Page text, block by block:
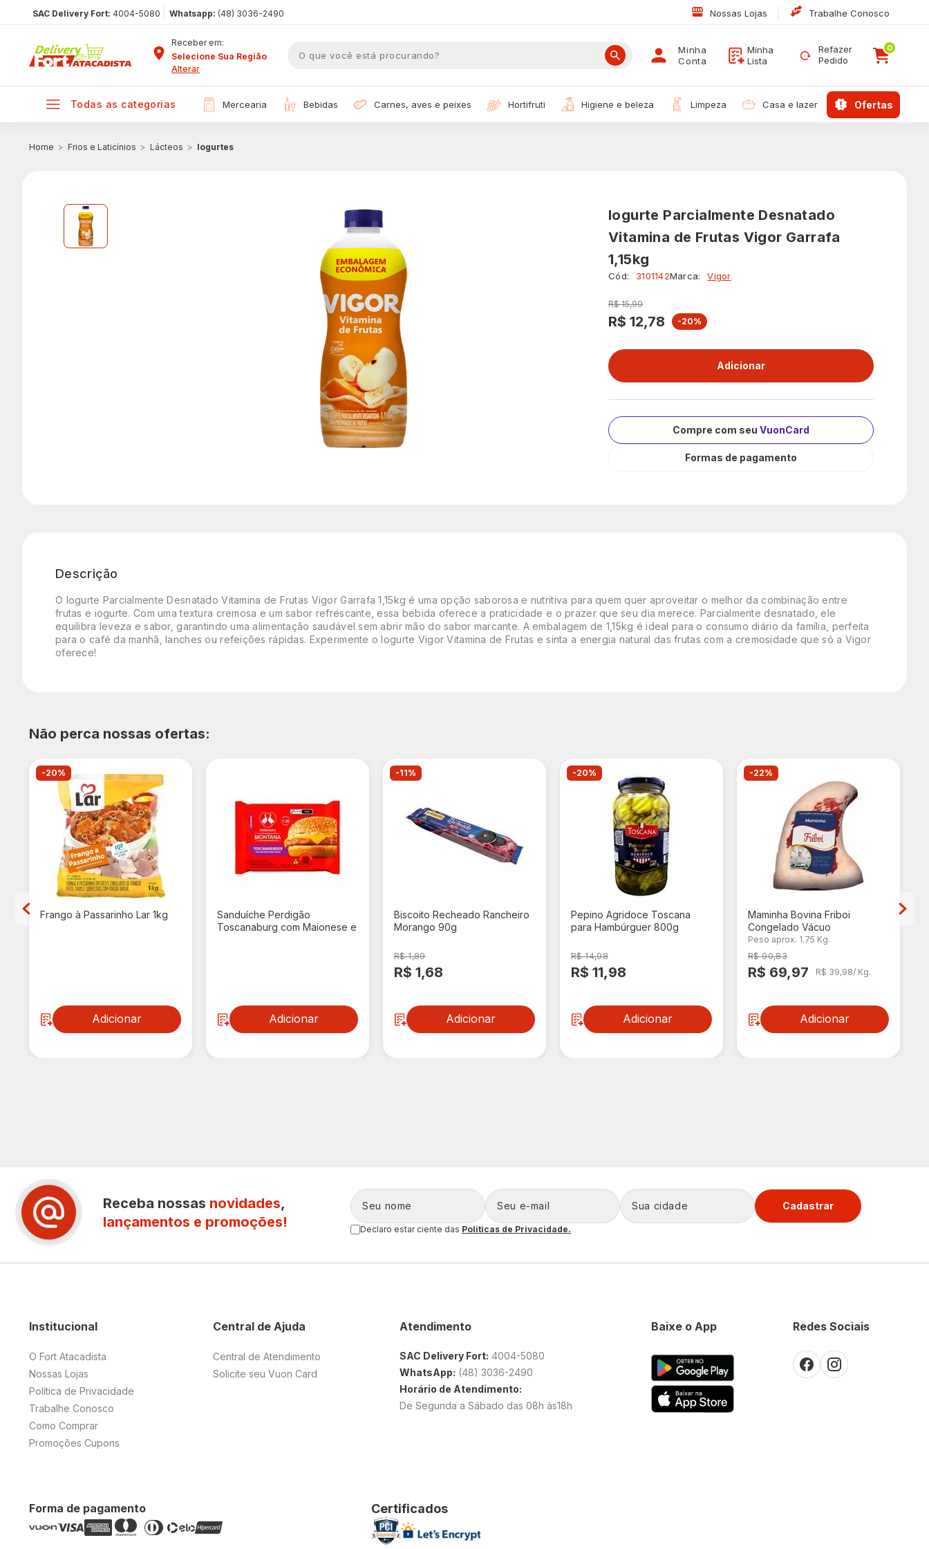
SAC Delivery Fort: 4004-5080 Whatsapp: (48) 3036-2490 Nossas Lojas Trabalhe Conosco
Receber em:
Selecione Sua Região
Alterar
Minha
Conta
Minha
Lista
Refazer
Pedido
0
todas as categorias mercearia bebidas carnes, aves e peixes hortifruti higiene e beleza limpeza casa e lazer ofertas
Frios e Laticínios Lácteos Iogurtes
Iogurte Parcialmente Desnatado
Vitamina de Frutas Vigor Garrafa
1,15kg
Cód: 3101142Marca: Vigor
R$ 15,99
R$ 12,78 -20%
Compre com seu VuonCard
Formas de pagamento
Descrição
O Iogurte Parcialmente Desnatado Vitamina de Frutas Vigor Garrafa 1,15kg é uma opção saborosa e nutritiva para quem quer aproveitar o melhor da combinação entre
frutas e iogurte. Com uma textura cremosa e um sabor refrescante, essa bebida oferece a praticidade e o prazer que seu dia merece. Parcialmente desnatado, ele
equilibra leveza e sabor, garantindo uma alimentação saudável sem abrir mão do sabor marcante. A embalagem de 1,15kg é ideal para o consumo diário da família, perfeita
para o café da manhã, lanches ou refeições rápidas. Experimente o Iogurte Vigor Vitamina de Frutas e sinta a energia natural das frutas com a cremosidade que só a Vigor
oferece!
Não perca nossas ofertas:
-20%
Frango à Passarinho Lar 1kg
Adicionar
Sanduíche Perdigão
Toscanaburg com Maionese e
Adicionar
-11%
Biscoito Recheado Rancheiro
Morango 90g
R$ 1,89
R$ 1,68
Adicionar
-20%
Pepino Agridoce Toscana
para Hambúrguer 800g
R$ 14,98
R$ 11,98
Adicionar
-22%
Maminha Bovina Friboi
Congelado Vácuo
Peso aprox. 1.75 Kg.
R$ 90,83
R$ 69,97 R$ 39,98/ Kg.
Adicionar
Receba nossas novidades,
lançamentos e promoções!
Cadastrar
Declaro estar ciente das Politicas de Privacidade.
Central de Ajuda
Central de Atendimento
Solicite seu Vuon Card
Institucional
O Fort Atacadista
Nossas Lojas
Política de Privacidade
Trabalhe Conosco
Como Comprar
Promoções Cupons
Atendimento
SAC Delivery Fort: 4004-5080
WhatsApp: (48) 3036-2490
Horário de Atendimento:
De Segunda a Sábado das 08h às18h
Redes Sociais
Baixe o App
Forma de pagamento Certificados